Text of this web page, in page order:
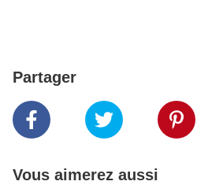
Partager
Vous aimerez aussi